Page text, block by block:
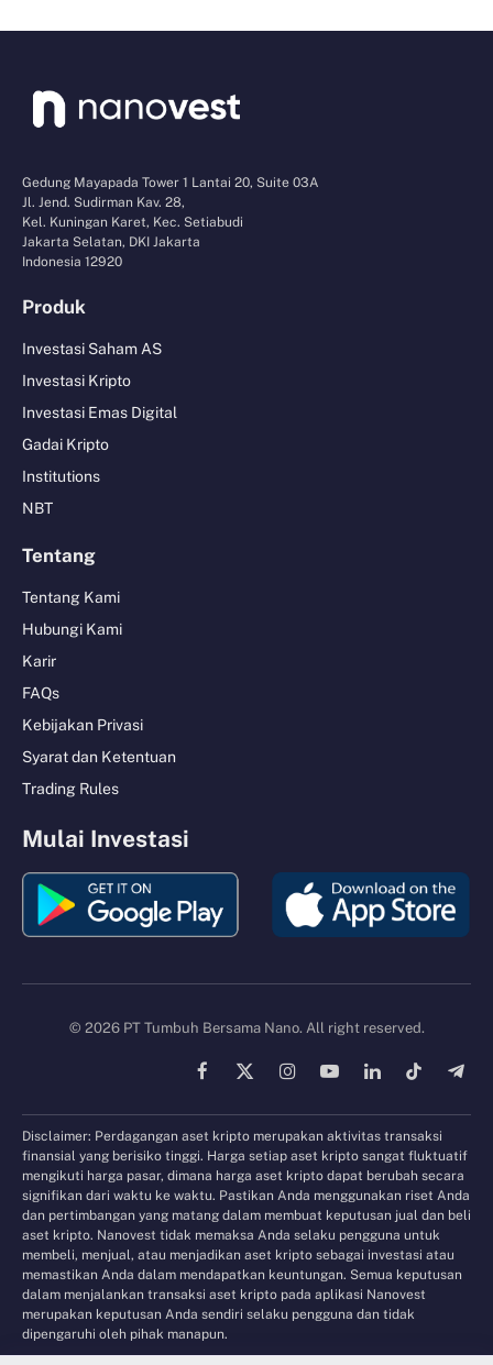
Gedung Mayapada Tower 1 Lantai 20, Suite 03A
Jl. Jend. Sudirman Kav. 28,
Kel. Kuningan Karet, Kec. Setiabudi
Jakarta Selatan, DKI Jakarta
Indonesia 12920
Produk
Investasi Saham AS
Investasi Kripto
Investasi Emas Digital
Gadai Kripto
Institutions
NBT
Tentang
Tentang Kami
Hubungi Kami
Karir
FAQs
Kebijakan Privasi
Syarat dan Ketentuan
Trading Rules
Mulai Investasi
© 2026 PT Tumbuh Bersama Nano. All right reserved.
Facebook
X
InstagramYouTubeLinkedInTikTok
Disclaimer: Perdagangan aset kripto merupakan aktivitas transaksi
finansial yang berisiko tinggi. Harga setiap aset kripto sangat fluktuatif
mengikuti harga pasar, dimana harga aset kripto dapat berubah secara
signifikan dari waktu ke waktu. Pastikan Anda menggunakan riset Anda
dan pertimbangan yang matang dalam membuat keputusan jual dan beli
aset kripto. Nanovest tidak memaksa Anda selaku pengguna untuk
membeli, menjual, atau menjadikan aset kripto sebagai investasi atau
memastikan Anda dalam mendapatkan keuntungan. Semua keputusan
dalam menjalankan transaksi aset kripto pada aplikasi Nanovest
merupakan keputusan Anda sendiri selaku pengguna dan tidak
dipengaruhi oleh pihak manapun.